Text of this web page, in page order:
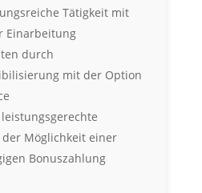
Tätigkeit mit
Einarbeitung
durch
mit der Option
Möglichkeit einer
Bonuszahlung